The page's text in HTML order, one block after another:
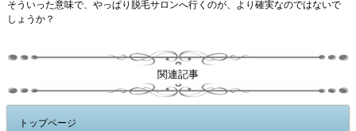
そういった意味で、やっぱり脱毛サロンへ行くのが、より確実なのではないで
しょうか？
関連記事
トップページ